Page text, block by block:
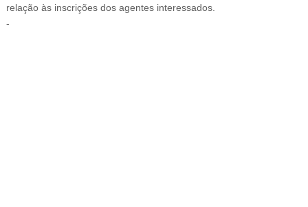
relação às inscrições dos agentes interessados.
-